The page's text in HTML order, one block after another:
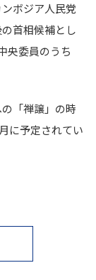
ボジア人民党
首相候補とし
央委員のうち
「禅譲」の時
に予定されてい